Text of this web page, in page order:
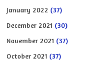
January 2022 (37)
December 2021 (30)
November 2021 (37)
October 2021 (37)